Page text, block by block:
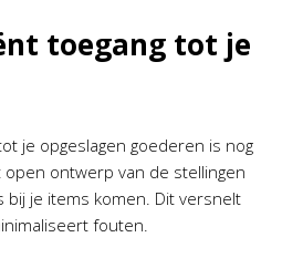
toegang tot je
je opgeslagen goederen is nog
ontwerp van de stellingen
bij je items komen. Dit versnelt
fouten.